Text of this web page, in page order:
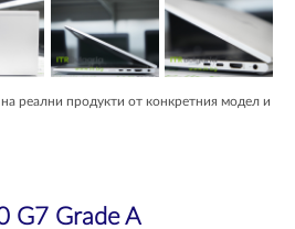
реални продукти от конкретния модел и
G7 Grade A